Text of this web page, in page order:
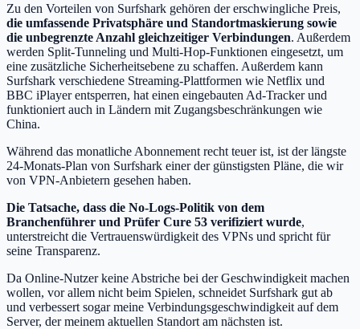
Zu den Vorteilen von Surfshark gehören der erschwingliche Preis,
die umfassende Privatsphäre und Standortmaskierung sowie
die unbegrenzte Anzahl gleichzeitiger Verbindungen. Außerdem
werden Split-Tunneling und Multi-Hop-Funktionen eingesetzt, um
eine zusätzliche Sicherheitsebene zu schaffen. Außerdem kann
Surfshark verschiedene Streaming-Plattformen wie Netflix und
BBC iPlayer entsperren, hat einen eingebauten Ad-Tracker und
funktioniert auch in Ländern mit Zugangsbeschränkungen wie
China.
Während das monatliche Abonnement recht teuer ist, ist der längste
24-Monats-Plan von Surfshark einer der günstigsten Pläne, die wir
von VPN-Anbietern gesehen haben.
Die Tatsache, dass die No-Logs-Politik von dem
Branchenführer und Prüfer Cure 53 verifiziert wurde,
unterstreicht die Vertrauenswürdigkeit des VPNs und spricht für
seine Transparenz.
Da Online-Nutzer keine Abstriche bei der Geschwindigkeit machen
wollen, vor allem nicht beim Spielen, schneidet Surfshark gut ab
und verbessert sogar meine Verbindungsgeschwindigkeit auf dem
Server, der meinem aktuellen Standort am nächsten ist.